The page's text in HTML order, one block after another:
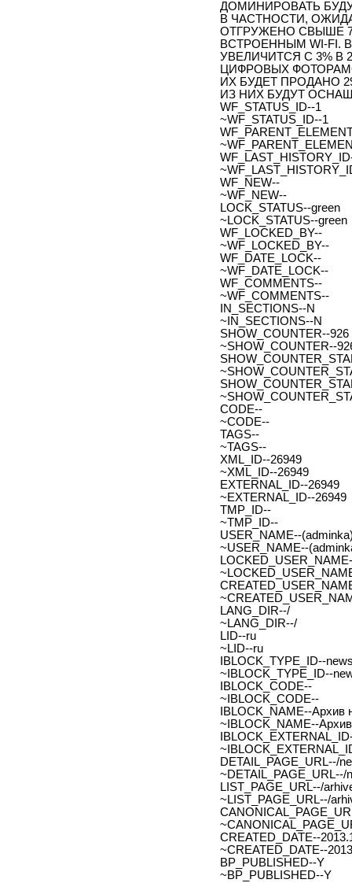
ДОМИНИРОВАТЬ
В ЧАСТНОСТИ,
ОТГРУЖЕНО СВЫШЕ
ВСТРОЕННЫМ WI-FI.
УВЕЛИЧИТСЯ С 3% В
ЦИФРОВЫХ
ИХ БУДЕТ ПРОДАНО
ИЗ НИХ БУДУТ
WF_STATUS_ID--1
~WF_STATUS_ID--1
WF_NEW--
~WF_NEW--
LOCK_STATUS--green
~LOCK_STATUS--green
WF_LOCKED_BY--
~WF_LOCKED_BY--
WF_DATE_LOCK--
~WF_DATE_LOCK--
WF_COMMENTS--
~WF_COMMENTS--
IN_SECTIONS--N
~IN_SECTIONS--N
SHOW_COUNTER--926
~SHOW_COUNTER--
CODE--
~CODE--
TAGS--
~TAGS--
XML_ID--26949
~XML_ID--26949
EXTERNAL_ID--26949
~EXTERNAL_ID--26949
TMP_ID--
~TMP_ID--
USER_NAME--
~USER_NAME--
LANG_DIR--/
~LANG_DIR--/
LID--ru
~LID--ru
IBLOCK_TYPE_ID--
~IBLOCK_TYPE_ID--
IBLOCK_CODE--
~IBLOCK_CODE--
IBLOCK_NAME--Архив
~IBLOCK_NAME--
DETAIL_PAGE_URL--/
~DETAIL_PAGE_URL--/
LIST_PAGE_URL--/
~LIST_PAGE_URL--/
CREATED_DATE--
~CREATED_DATE--
BP_PUBLISHED--Y
~BP_PUBLISHED--Y